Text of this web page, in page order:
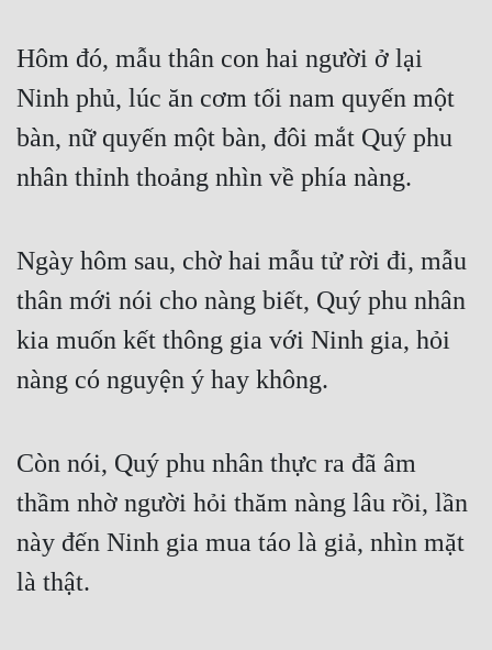
Hôm đó, mẫu thân con hai người ở lại
Ninh phủ, lúc ăn cơm tối nam quyến một
bàn, nữ quyến một bàn, đôi mắt Quý phu
nhân thỉnh thoảng nhìn về phía nàng.
Ngày hôm sau, chờ hai mẫu tử rời đi, mẫu
thân mới nói cho nàng biết, Quý phu nhân
kia muốn kết thông gia với Ninh gia, hỏi
nàng có nguyện ý hay không.
Còn nói, Quý phu nhân thực ra đã âm
thầm nhờ người hỏi thăm nàng lâu rồi, lần
này đến Ninh gia mua táo là giả, nhìn mặt
là thật.